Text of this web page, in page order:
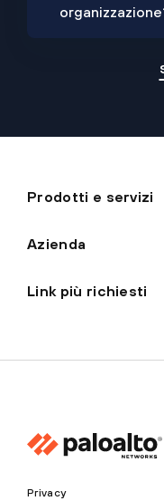
Prodotti e servizi
Azienda
Link più richiesti
Privacy